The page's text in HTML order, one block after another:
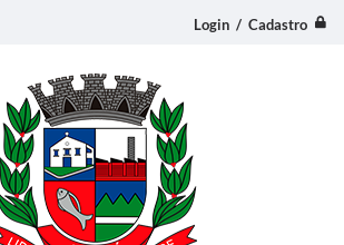
Login / Cadastro